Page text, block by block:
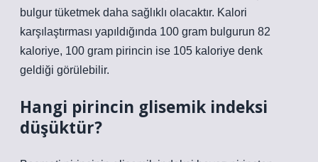
bulgur tüketmek daha sağlıklı olacaktır. Kalori
karşılaştırması yapıldığında 100 gram bulgurun 82
kaloriye, 100 gram pirincin ise 105 kaloriye denk
geldiği görülebilir.
Hangi pirincin glisemik indeksi
düşüktür?